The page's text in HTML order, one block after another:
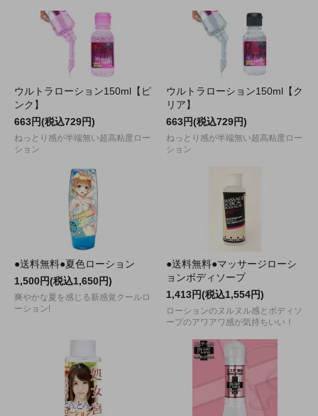
ウルトラローション150ml【ピ
ンク】
663円(税込729円)
ねっとり感が半端無い超高粘度ロー
ション
ウルトラローション150ml【ク
リア】
663円(税込729円)
ねっとり感が半端無い超高粘度ロー
ション
●送料無料●夏色ローション
1,500円(税込1,650円)
爽やかな夏を感じる新感覚クールロ
ーション!
●送料無料●マッサージローシ
ョンボディソープ
1,413円(税込1,554円)
ローションのヌルヌル感とボディソ
ープのアワアワ感が気持ちいい！